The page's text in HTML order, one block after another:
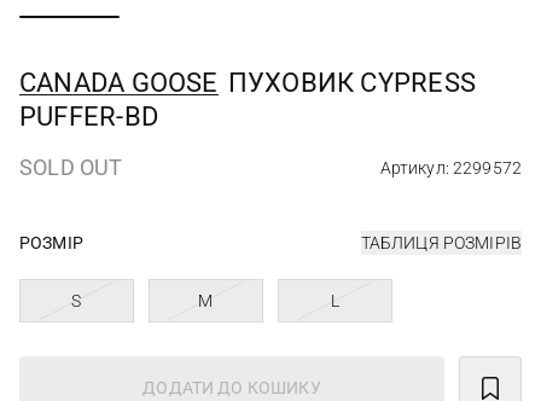
CANADA GOOSE ПУХОВИК CYPRESS
PUFFER-BD
SOLD OUT Артикул: 2299572
РОЗМІР ТАБЛИЦЯ РОЗМІРІВ
S M L
ДОДАТИ ДО КОШИКУ